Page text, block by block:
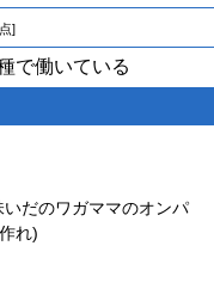
]
で働いている
だのワガママのオンパ
れ)